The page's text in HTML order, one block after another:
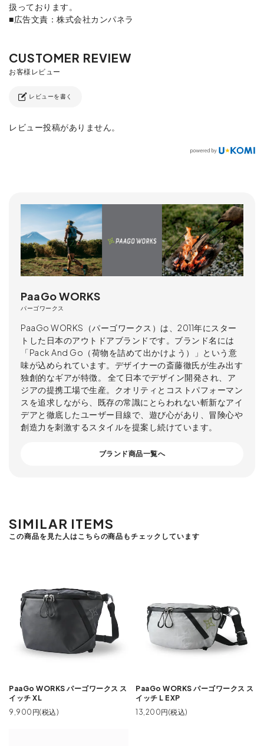
扱っております。
■広告文責：株式会社カンパネラ
レビューを書く
レビュー投稿がありません。
PaaGo WORKS
パーゴワークス
PaaGo WORKS（パーゴワークス）は、2011年にスター
トした日本のアウトドアブランドです。ブランド名には
「Pack And Go（荷物を詰めて出かけよう）」という意
味が込められています。デザイナーの斎藤徹氏が生み出す
独創的なギアが特徴。 全て日本でデザイン開発され、ア
ジアの提携工場で生産。クオリティとコストパフォーマン
スを追求しながら、既存の常識にとらわれない斬新なアイ
デアと徹底したユーザー目線で、遊び心があり、冒険心や
創造力を刺激するスタイルを提案し続けています。
ブランド商品一覧へ
SIMILAR ITEMS
この商品を見た人はこちらの商品もチェックしています
PaaGo WORKS パーゴワークス ス
イッチ XL
9,900円(税込)
PaaGo WORKS パーゴワークス ス
イッチ L EXP
13,200円(税込)